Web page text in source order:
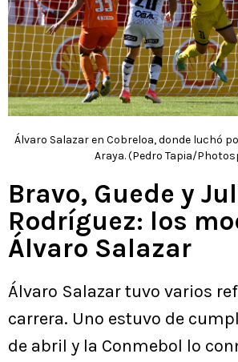
Álvaro Salazar en Cobreloa, donde luchó
Araya. (Pedro Tapia/
Bravo, Guede y
Rodríguez: los
Álvaro Salazar
Álvaro Salazar tuvo varios
carrera. Uno estuvo de
de abril y la Conmebol lo